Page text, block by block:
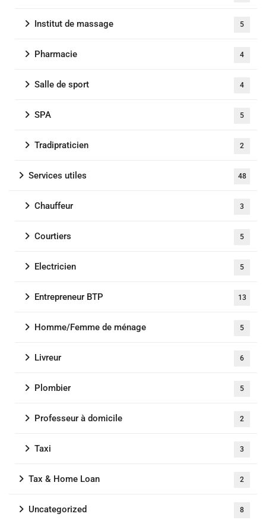
Institut de massage 5
Pharmacie 4
Salle de sport 4
SPA 5
Tradipraticien 2
Services utiles 48
Chauffeur 3
Courtiers 5
Electricien 5
Entrepreneur BTP 13
Homme/Femme de ménage 5
Livreur 6
Plombier 5
Professeur à domicile 2
Taxi 3
Tax & Home Loan 2
Uncategorized 8